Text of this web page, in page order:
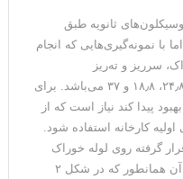
ثانویه طبق
۱۵ و ۶۵ می‌باشد. اما با نمونه‌گیری‌هایی که انجام
سرریز و ته‌ریز
هیدروسیکلون‌های ثانویه به ترتیب برابر ۲۴٫۸، ۱۸٫۸ و ۳۷ می‌باشد. برای
پیدا کند نیاز است که از
کارخانه استفاده شود.
گرفته روی لوله خوراک
هیدروسیکلون‌ ثانویه کالیبره شد. پس از آن همانطور که در شکل ۲